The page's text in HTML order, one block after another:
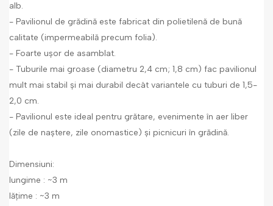
alb.
- Pavilionul de grădină este fabricat din polietilenă de bună
calitate (impermeabilă precum folia).
- Foarte ușor de asamblat.
- Tuburile mai groase (diametru 2,4 cm; 1,8 cm) fac pavilionul
mult mai stabil și mai durabil decât variantele cu tuburi de 1,5-
2,0 cm.
- Pavilionul este ideal pentru grătare, evenimente în aer liber
(zile de naștere, zile onomastice) și picnicuri în grădină.
Dimensiuni:
lungime : ~3 m
lățime : ~3 m